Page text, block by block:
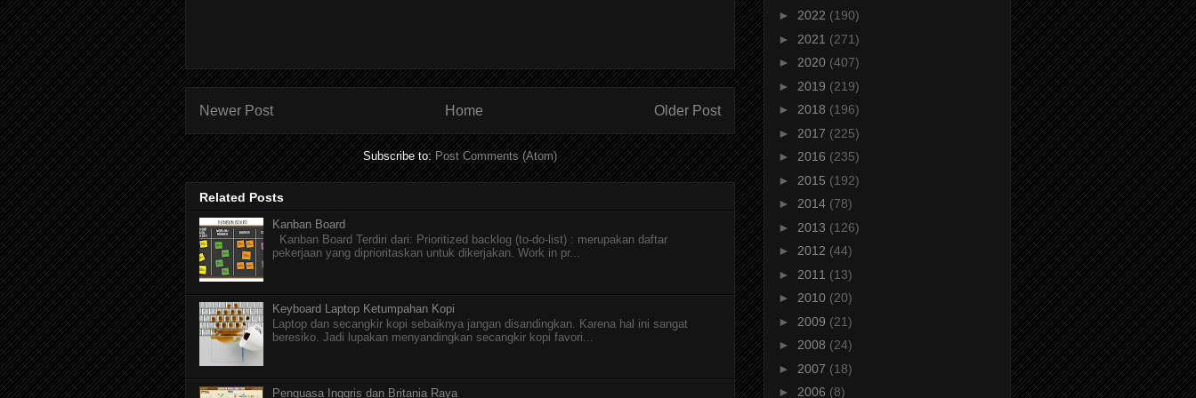
Newer Post Older Post
Home
Subscribe to:Post Comments (Atom)
Related Posts
Kanban Board
Kanban Board Terdiri dari: Prioritized backlog (to-do-list) : merupakan daftar
pekerjaan yang diprioritaskan untuk dikerjakan. Work in pr...
Keyboard Laptop Ketumpahan Kopi
Laptop dan secangkir kopi sebaiknya jangan disandingkan. Karena hal ini sangat
beresiko. Jadi lupakan menyandingkan secangkir kopi favori...
Penguasa Inggris dan Britania Raya
► 2022 (190)
► 2021 (271)
► 2020 (407)
► 2019 (219)
► 2018 (196)
► 2017 (225)
► 2016 (235)
► 2015 (192)
► 2014 (78)
► 2013 (126)
► 2012 (44)
► 2011 (13)
► 2010 (20)
► 2009 (21)
► 2008 (24)
► 2007 (18)
► 2006 (8)